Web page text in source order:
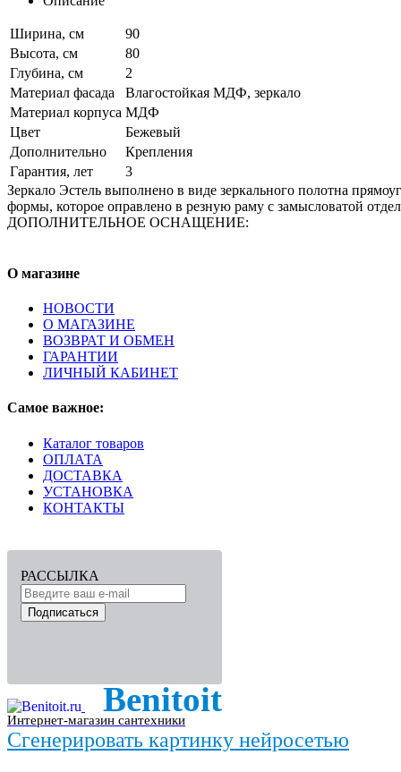
Ширина, см
90
Высота, см
80
Глубина, см
2
Материал фасада
Влагостойкая МДФ, зеркало
Материал корпуса МДФ
Цвет
Бежевый
Дополнительно
Крепления
Гарантия, лет
3
Зеркало Эстель выполнено в виде зеркального полотна
формы, которое оправлено в резную раму с замысловатой
ДОПОЛНИТЕЛЬНОЕ ОСНАЩЕНИЕ:
О магазине
НОВОСТИ
О МАГАЗИНЕ
ВОЗВРАТ И ОБМЕН
ГАРАНТИИ
ЛИЧНЫЙ КАБИНЕТ
Самое важное:
Каталог товаров
ОПЛАТА
ДОСТАВКА
УСТАНОВКА
КОНТАКТЫ
РАССЫЛКА
Подписаться
Benitoit
Интернет-магазин сантехники
Сгенерировать картинку нейросетью